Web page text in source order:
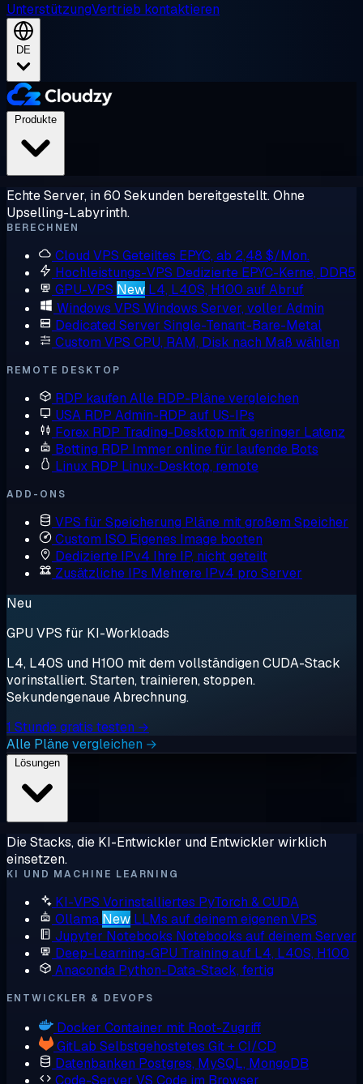
UnterstützungVertrieb kontaktieren
DE
Echte Server, in 60 Sekunden bereitgestellt. Ohne
Upselling-Labyrinth.
BERECHNEN
Cloud VPS Geteiltes EPYC, ab 2,48 $/Mon.
Hochleistungs-VPS Dedizierte EPYC-Kerne, DDR5
GPU-VPS New L4, L40S, H100 auf Abruf
Windows VPS Windows Server, voller Admin
Dedicated Server Single-Tenant-Bare-Metal
Custom VPS CPU, RAM, Disk nach Maß wählen
REMOTE DESKTOP
RDP kaufen Alle RDP-Pläne vergleichen
USA RDP Admin-RDP auf US-IPs
Forex RDP Trading-Desktop mit geringer Latenz
Botting RDP Immer online für laufende Bots
Linux RDP Linux-Desktop, remote
ADD-ONS
VPS für Speicherung Pläne mit großem Speicher
Custom ISO Eigenes Image booten
Dedizierte IPv4 Ihre IP, nicht geteilt
Zusätzliche IPs Mehrere IPv4 pro Server
Neu
GPU VPS für KI-Workloads
L4, L40S und H100 mit dem vollständigen CUDA-Stack
vorinstalliert. Starten, trainieren, stoppen.
Sekundengenaue Abrechnung.
1 Stunde gratis testen →
Alle Pläne vergleichen →
Die Stacks, die KI-Entwickler und Entwickler wirklich
einsetzen.
KI UND MACHINE LEARNING
KI-VPS Vorinstalliertes PyTorch & CUDA
Ollama New LLMs auf deinem eigenen VPS
Jupyter Notebooks Notebooks auf deinem Server
Deep-Learning-GPU Training auf L4, L40S, H100
Anaconda Python-Data-Stack, fertig
ENTWICKLER & DEVOPS
Docker Container mit Root-Zugriff
GitLab Selbstgehostetes Git + CI/CD
Datenbanken Postgres, MySQL, MongoDB
Code-Server VS Code im Browser